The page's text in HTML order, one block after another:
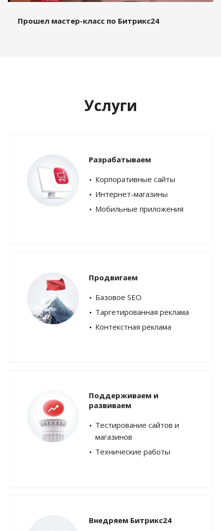
Прошел мастер-класс по Битрикс24
Услуги
Разрабатываем
Корпоративные сайты
Интернет-магазины
Мобильные приложения
Продвигаем
Базовое SEO
Таргетированная реклама
Контекстная реклама
Поддерживаем и
развиваем
Тестирование сайтов и
магазинов
Технические работы
Внедряем Битрикс24